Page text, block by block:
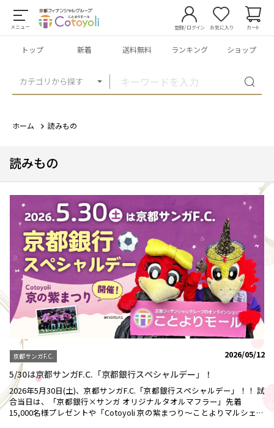
メニュー
カテゴリから探す
登録/ログイン お気に入り カート
トップ 新着 送料無料 ランキング ショップ
ホーム 読みもの
読みもの
京都サンガF.C. 2026/05/12
5/30は京都サンガF.C.「京都銀行スペシャルデー」！
2026年5月30日(土)、京都サンガF.C.「京都銀行スペシャルデー」！！ 試
合当日は、「京都銀行×サンガ オリジナルタオルマフラー」先着
15,000名様プレゼントや「Cotoyoli 京の紫まつり～ことよりマルシェ